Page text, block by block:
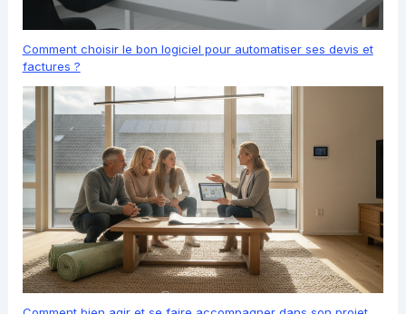
Comment choisir le bon logiciel pour automatiser ses devis et
factures ?